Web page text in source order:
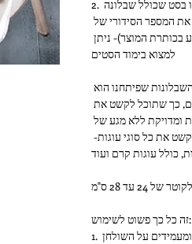
2. ניתן להכניס את השבלונה הזו בסט שכולל שבלונה
למצוא בימוד הסטים
24 עד 28 ס"מ
זה כל כך פשוט לשימוש:
1. מחברים 3 רגליים לשבלונה ומעמידים על השולחן